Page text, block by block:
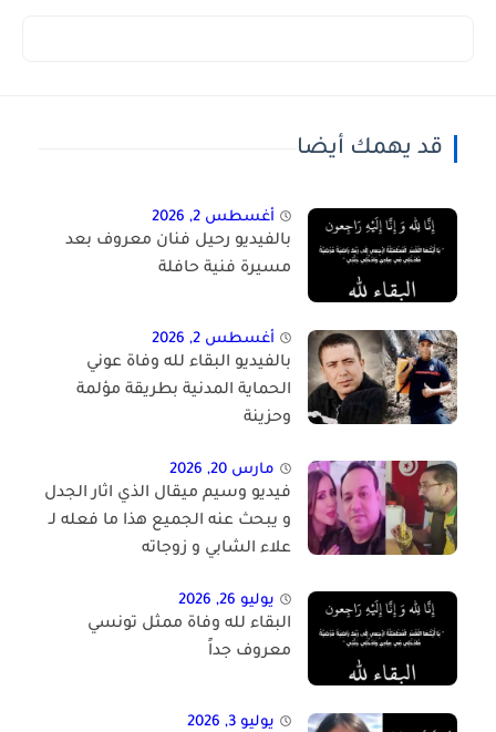
قد يهمك أيضا
أغسطس 2, 2026
بالفيديو رحيل فنان معروف بعد
مسيرة فنية حافلة
أغسطس 2, 2026
بالفيديو البقاء لله وفاة عوني
الحماية المدنية بطريقة مؤلمة
وحزينة
مارس 20, 2026
فيديو وسيم ميقال الذي اثار الجدل
و يبحث عنه الجميع هذا ما فعله لـ
علاء الشابي و زوجاته
يوليو 26, 2026
البقاء لله وفاة ممثل تونسي
معروف جداً
يوليو 3, 2026